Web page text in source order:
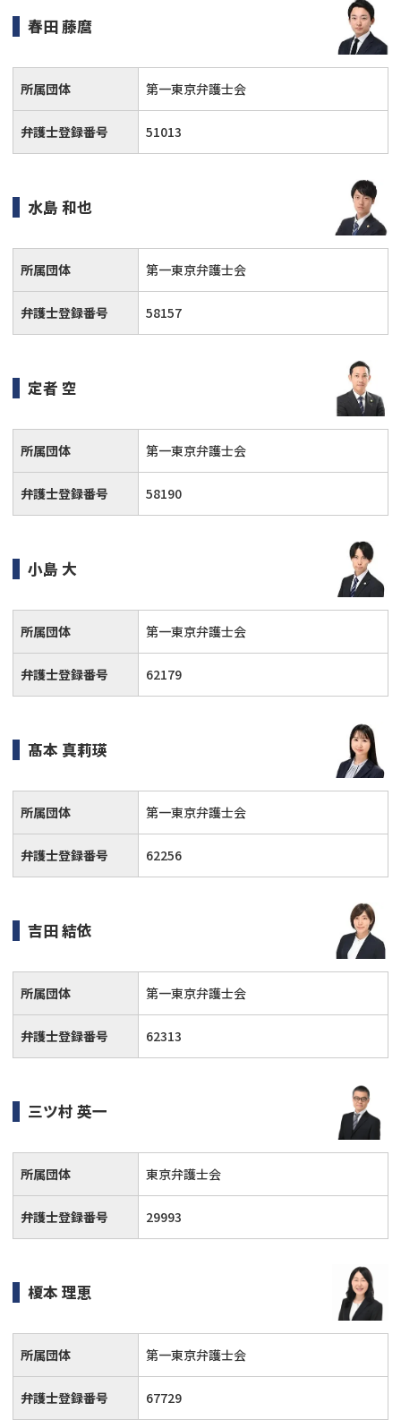
春田 藤麿
所属団体 第一東京弁護士会
弁護士登録番号 51013
水島 和也
所属団体 第一東京弁護士会
弁護士登録番号 58157
定者 空
所属団体 第一東京弁護士会
弁護士登録番号 58190
小島 大
所属団体 第一東京弁護士会
弁護士登録番号 62179
髙本 真莉瑛
所属団体 第一東京弁護士会
弁護士登録番号 62256
吉田 結依
所属団体 第一東京弁護士会
弁護士登録番号 62313
三ツ村 英一
所属団体 東京弁護士会
弁護士登録番号 29993
榎本 理恵
所属団体 第一東京弁護士会
弁護士登録番号 67729